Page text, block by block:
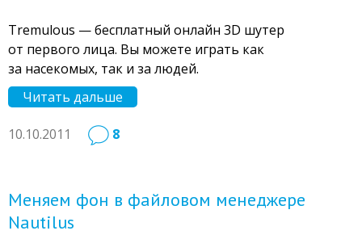
Tremulous — бесплатный онлайн 3D шутер
от первого лица. Вы можете играть как
за насекомых, так и за людей.
Читать дальше
10.10.2011 8
Меняем фон в файловом менеджере
Nautilus